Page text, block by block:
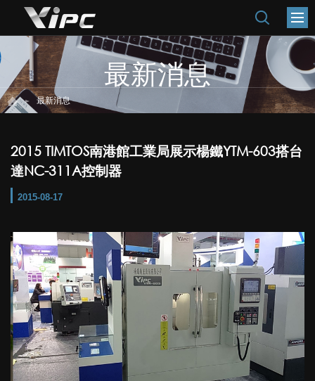
最新消息
最新消息
2015 TIMTOS南港館工業局展示楊鐵YTM-603搭台
達NC-311A控制器
2015-08-17